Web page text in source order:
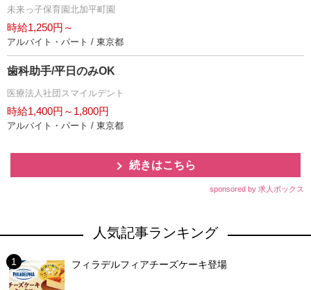
未来っ子保育園北加平町園
時給1,250円～
アルバイト・パート / 東京都
歯科助手/平日のみOK
医療法人社団スマイルデント
時給1,400円～1,800円
アルバイト・パート / 東京都
続きはこちら
sponsored by 求人ボックス
人気記事ランキング
フィラデルフィアチーズケーキ登場